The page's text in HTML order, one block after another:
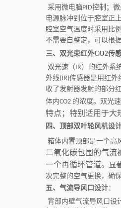
采用微电脑PID控制；
电源脉冲到位于腔室正
腔室空气温度时采用比例
不需要自整定，可以根
三、双光束红外CO2传
双光速（IR）的红外系
外线(IR)传感器是用红外
收了发射器发射的部分
体内CO2 的浓度。双光
特点；特别适用于大
四、顶部双叶轮风机设
箱体内置顶部是一个高
二氧化碳包围的气流
一个再循环管道。
显
次完整的空气更换，确
五、气流导风口设计：
背部内壁气流导风口设